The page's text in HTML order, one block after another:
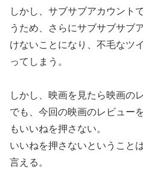
しかし、サブサブアカウント
うため、さらにサブサブサブ
けないことになり、不毛なツ
ってしまう。
しかし、映画を見たら映画の
でも、今回の映画のレビュー
もいいねを押さない。
いいねを押さないということ
言える。